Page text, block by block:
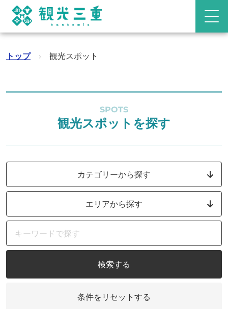
トップ › 観光スポット
SPOTS
観光スポットを探す
カテゴリーから探す
エリアから探す
検索する
条件をリセットする